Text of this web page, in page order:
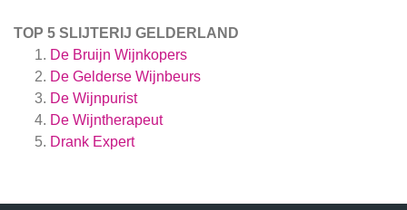
TOP 5 SLIJTERIJ GELDERLAND
De Bruijn Wijnkopers
De Gelderse Wijnbeurs
De Wijnpurist
De Wijntherapeut
Drank Expert